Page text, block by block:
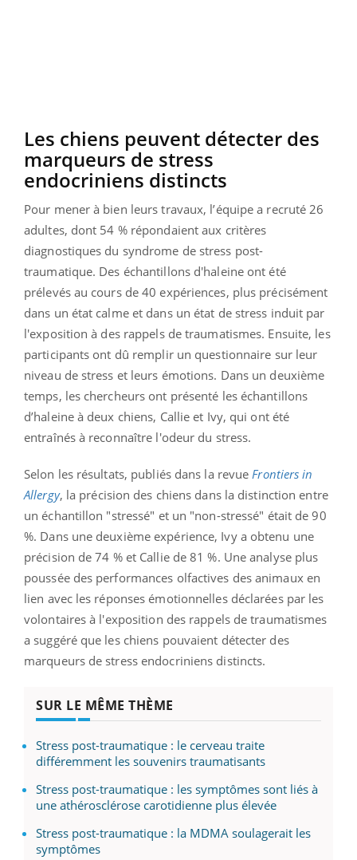
Les chiens peuvent détecter des
marqueurs de stress
endocriniens distincts
Pour mener à bien leurs travaux, l’équipe a recruté 26
adultes, dont 54 % répondaient aux critères
diagnostiques du syndrome de stress post-
traumatique. Des échantillons d'haleine ont été
prélevés au cours de 40 expériences, plus précisément
dans un état calme et dans un état de stress induit par
l'exposition à des rappels de traumatismes. Ensuite, les
participants ont dû remplir un questionnaire sur leur
niveau de stress et leurs émotions. Dans un deuxième
temps, les chercheurs ont présenté les échantillons
d’haleine à deux chiens, Callie et Ivy, qui ont été
entraînés à reconnaître l'odeur du stress.
Selon les résultats, publiés dans la revueFrontiers in
Allergy, la précision des chiens dans la distinction entre
un échantillon "stressé" et un "non-stressé" était de 90
%. Dans une deuxième expérience, Ivy a obtenu une
précision de 74 % et Callie de 81 %. Une analyse plus
poussée des performances olfactives des animaux en
lien avec les réponses émotionnelles déclarées par les
volontaires à l'exposition des rappels de traumatismes
a suggéré que les chiens pouvaient détecter des
marqueurs de stress endocriniens distincts.
SUR LE MÊME THÈME
Stress post-traumatique : le cerveau traite
différemment les souvenirs traumatisants
Stress post-traumatique : les symptômes sont liés à
une athérosclérose carotidienne plus élevée
Stress post-traumatique : la MDMA soulagerait les
symptômes